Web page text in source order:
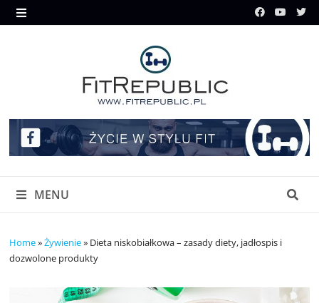
Skip
to
MENU
MENU
Home»Żywienie» Dieta niskobiałkowa – zasady diety, jadłospis i
dozwolone produkty